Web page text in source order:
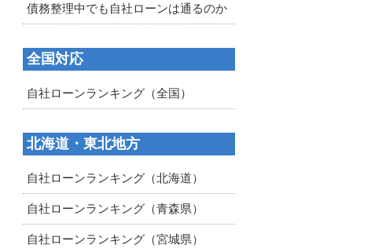
債務整理中でも自社ローンは通るのか
全国対応
自社ローンランキング（全国）
北海道・東北地方
自社ローンランキング（北海道）
自社ローンランキング（青森県）
自社ローンランキング（宮城県）